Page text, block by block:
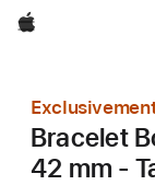
Apple
Bracelet
42 mm -